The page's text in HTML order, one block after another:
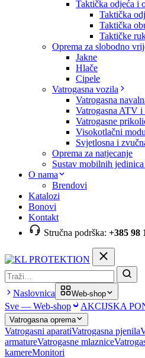
Taktička odjeća i
Taktička
Taktička
Taktičke
Oprema za slobodno
Jakne
Hlače
Cipele
Vatrogasna vozila
Vatrogasna
Vatrogasna ATV
Vatrogasne
Visokotlačni
Svjetlosna i
Oprema za natjecanje
Sustav mobilnih
O nama
Brendovi
Katalozi
Bonovi
Kontakt
Stručna podrška: +385 98
Pretraga
Naslovnica Web-shop
Sve — Web-shop AKCIJSKA
Vatrogasna oprema
Vatrogasni aparatiVatrogasna pjenila
armatureVatrogasne mlaznice
kamereMonitori